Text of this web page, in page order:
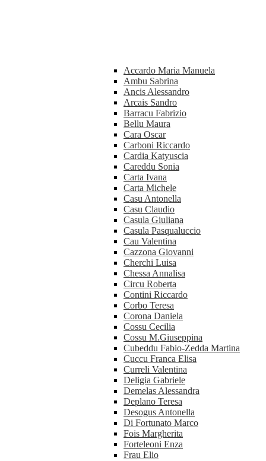
Accardo Maria Manuela
Ambu Sabrina
Ancis Alessandro
Arcais Sandro
Barracu Fabrizio
Bellu Maura
Cara Oscar
Carboni Riccardo
Cardia Katyuscia
Careddu Sonia
Carta Ivana
Carta Michele
Casu Antonella
Casu Claudio
Casula Giuliana
Casula Pasqualuccio
Cau Valentina
Cazzona Giovanni
Cherchi Luisa
Chessa Annalisa
Circu Roberta
Contini Riccardo
Corbo Teresa
Corona Daniela
Cossu Cecilia
Cossu M.Giuseppina
Cubeddu Fabio-Zedda Martina
Cuccu Franca Elisa
Curreli Valentina
Deligia Gabriele
Demelas Alessandra
Deplano Teresa
Desogus Antonella
Di Fortunato Marco
Fois Margherita
Forteleoni Enza
Frau Elio